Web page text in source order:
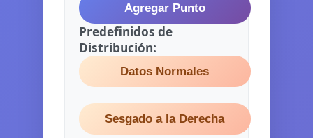
Agregar Punto
Predefinidos de
Distribución:
Datos Normales
Sesgado a la Derecha